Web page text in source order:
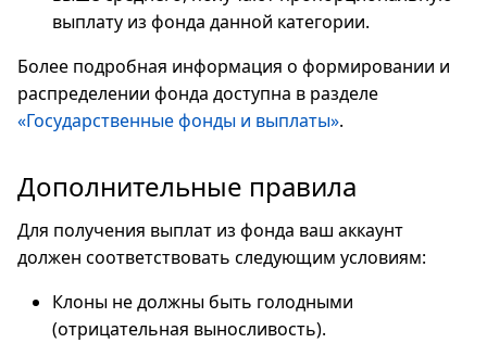
выплату из фонда данной категории.
Более подробная информация о формировании и
распределении фонда доступна в разделе
«Государственные фонды и выплаты».
Дополнительные правила
Для получения выплат из фонда ваш аккаунт
должен соответствовать следующим условиям:
Клоны не должны быть голодными
(отрицательная выносливость).